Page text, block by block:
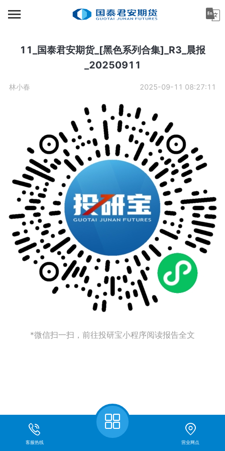
首页
资讯中心
产业服务
投资者教育
关于公司
11_国泰君安期货_[黑色系列合集]_R3_晨报
_20250911
林小春 2025-09-11 08:27:11
*微信扫一扫，前往投研宝小程序阅读报告全文
客服热线 营业网点